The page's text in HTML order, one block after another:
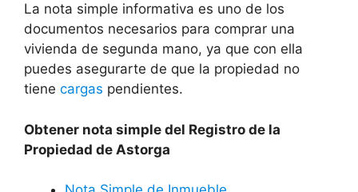
La nota simple informativa es uno de los
documentos necesarios para comprar una
vivienda de segunda mano, ya que con ella
puedes asegurarte de que la propiedad no
tiene cargas pendientes.
Obtener nota simple del Registro de la
Propiedad de Astorga